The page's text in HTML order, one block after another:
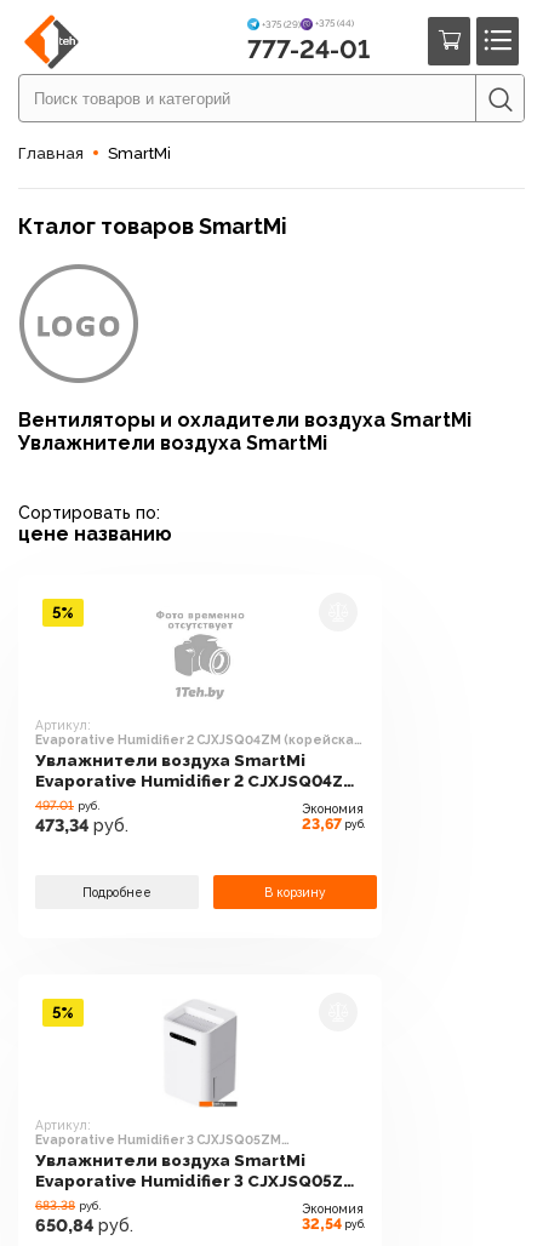
+375 (29) +375 (44)
777-24-01
Главная SmartMi
Кталог товаров SmartMi
Вентиляторы и охладители воздуха SmartMi
Увлажнители воздуха SmartMi
Сортировать по:
цене названию
Артикул:
Evaporative Humidifier 2 CJXJSQ04ZM (корейская
версия)
Увлажнители воздуха SmartMi
Evaporative Humidifier 2 CJXJSQ04ZM
(корейская версия)
497.01 руб.
473,34 руб.
Экономия
23,67 руб.
Подробнее В корзину
5%
Артикул:
Evaporative Humidifier 3 CJXJSQ05ZM
(международная версия)
Увлажнители воздуха SmartMi
Evaporative Humidifier 3 CJXJSQ05ZM
(международная версия)
683.38 руб.
650,84 руб.
Экономия
32,54 руб.
5%